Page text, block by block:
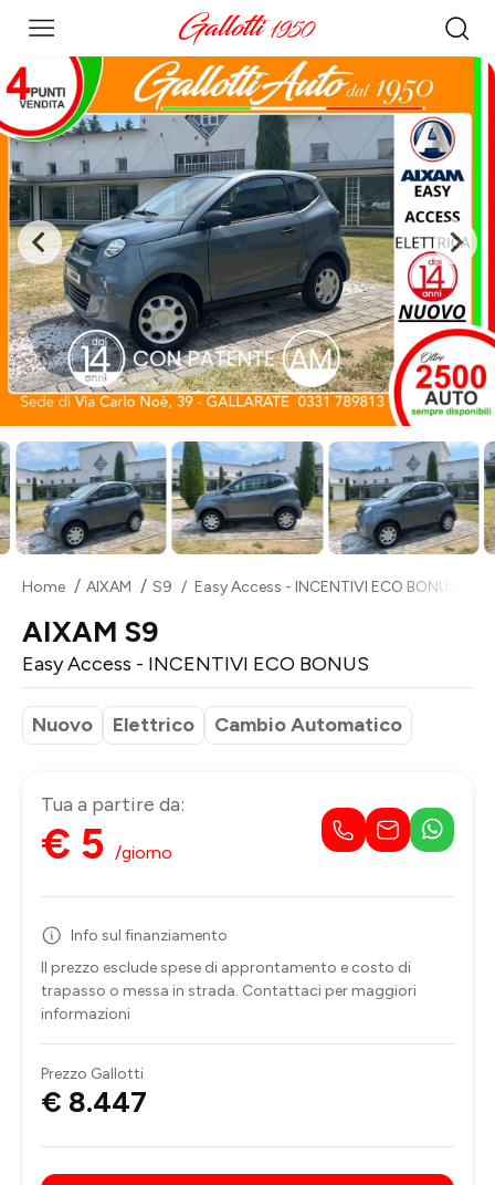
Home AIXAM S9 Easy Access - INCENTIVI ECO BONUS
AIXAM S9
Easy Access - INCENTIVI ECO BONUS
Nuovo Elettrico Cambio Automatico
Tua a partire da:
€ 5 /giorno
Info sul finanziamento
Il prezzo esclude spese di approntamento e costo di
trapasso o messa in strada. Contattaci per maggiori
informazioni
Prezzo Gallotti
€ 8.447